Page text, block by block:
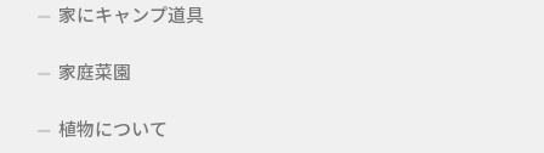
家にキャンプ道具
家庭菜園
植物について